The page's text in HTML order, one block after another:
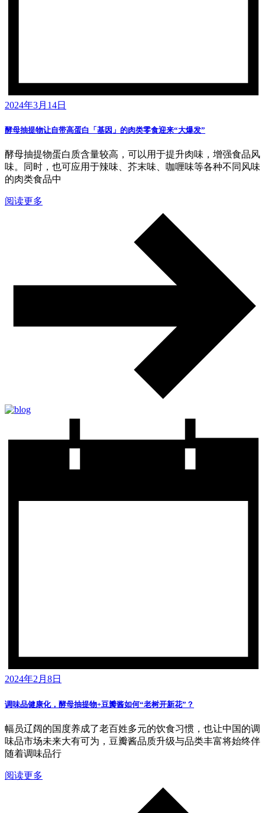
2024年3月14日
酵母抽提物让自带高蛋白「基因」的肉类零食迎来“大爆发”
酵母抽提物蛋白质含量较高，可以用于提升肉味，增强食品风
味。同时，也可应用于辣味、芥末味、咖喱味等各种不同风味
的肉类食品中
阅读更多
2024年2月8日
调味品健康化，酵母抽提物+豆瓣酱如何“老树开新花”？
幅员辽阔的国度养成了老百姓多元的饮食习惯，也让中国的调
味品市场未来大有可为，豆瓣酱品质升级与品类丰富将始终伴
随着调味品行
阅读更多